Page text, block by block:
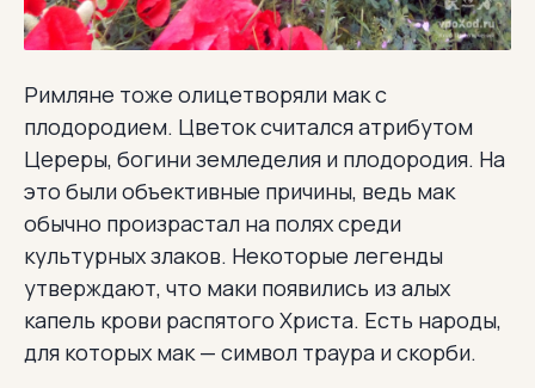
Римляне тоже олицетворяли мак с
плодородием. Цветок считался атрибутом
Цереры, богини земледелия и плодородия. На
это были объективные причины, ведь мак
обычно произрастал на полях среди
культурных злаков. Некоторые легенды
утверждают, что маки появились из алых
капель крови распятого Христа. Есть народы,
для которых мак — символ траура и скорби.